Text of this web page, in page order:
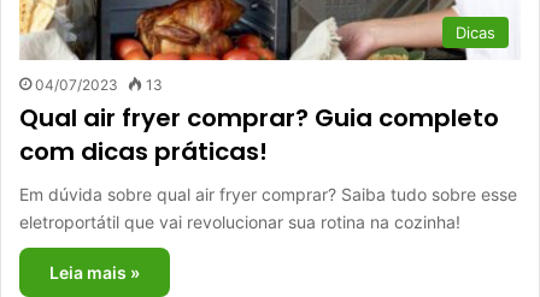
Dicas
04/07/2023 13
Qual air fryer comprar? Guia completo
com dicas práticas!
Em dúvida sobre qual air fryer comprar? Saiba tudo sobre esse
eletroportátil que vai revolucionar sua rotina na cozinha!
Leia mais »